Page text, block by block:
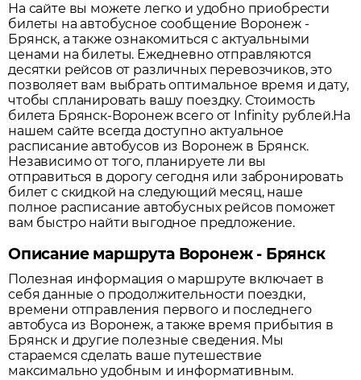
На сайте вы можете легко и удобно приобрести
билеты на автобусное сообщение Воронеж-
Брянск, а также ознакомиться с актуальными
ценами на билеты. Ежедневно отправляются
десятки рейсов от различных перевозчиков, это
позволяет вам выбрать оптимальное время и дату,
чтобы спланировать вашу поездку. Стоимость
билета Брянск-Воронеж всего от Infinity рублей.На
нашем сайте всегда доступно актуальное
расписание автобусов из Воронеж в Брянск.
Независимо от того, планируете ли вы
отправиться в дорогу сегодня или забронировать
билет с скидкой на следующий месяц, наше
полное расписание автобусных рейсов поможет
вам быстро найти выгодное предложение.
Описание маршрута Воронеж - Брянск
Полезная информация о маршруте включает в
себя данные о продолжительности поездки,
времени отправления первого и последнего
автобуса из Воронеж, а также время прибытия в
Брянск и другие полезные сведения. Мы
стараемся сделать ваше путешествие
максимально удобным и информативным.